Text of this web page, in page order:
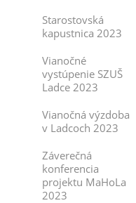
Starostovská
kapustnica 2023
Vianočné
vystúpenie SZUŠ
Ladce 2023
Vianočná výzdoba
v Ladcoch 2023
Záverečná
konferencia
projektu MaHoLa
2023